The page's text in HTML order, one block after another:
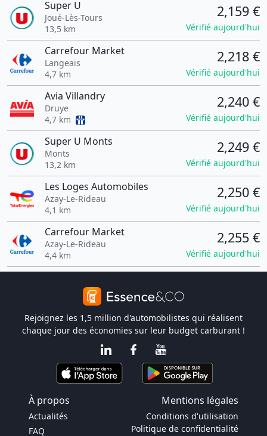
Super U
Joué-Lès-Tours
13,5 km
2,159 €
Vérifié aujourd'hui
Carrefour Market
Langeais
4,7 km
2,218 €
Vérifié aujourd'hui
Avia Villandry
Druye
4,7 km
2,240 €
Vérifié aujourd'hui
Super U Monts
Monts
13,2 km
2,249 €
Vérifié aujourd'hui
Les Loges Automobiles
Azay-Le-Rideau
4,1 km
2,250 €
Vérifié aujourd'hui
Carrefour Market
Azay-Le-Rideau
4,4 km
2,255 €
Vérifié aujourd'hui
Rejoignez les 1,5 million d'automobilistes qui réalisent
chaque jour des économies sur leur budget carburant !
À propos Mentions légales
Actualités
FAQ
Conditions d'utilisation
Politique de confidentialité